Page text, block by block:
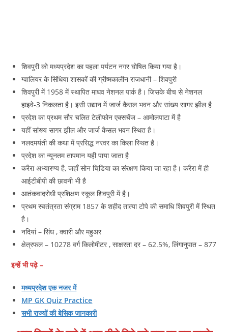
शिवपुरी को मध्‍यप्रदेश का पहला पर्यटन नगर घोषित किया गया है।
ग्‍वालियर के सिंधिया शासकों की ग्रीष्‍मकालीन राजधानी – शिवपुरी
शिवपुरी में 1958 में स्‍थापित माधव नेशनल पार्क है। जिसके बीच से नेशनल
हाइवे-3 निकलता है। इसी उद्यान में जार्ज कैसल भवन और सांख्‍य सागर झील है
प्रदेश का प्रथम सौर चलित टेलीफोन एक्‍सचेंज – आमोलपाटा में है
यहीं सांख्‍य सागर झील और जार्ज कैसल भवन स्थित है।
नलदमयंती की कथा में प्रसिद्ध नरवर का किला स्थित है।
प्रदेश का न्‍यूनतम तापमान यही पाया जाता है
करैरा अभ्‍यारण्‍य है, जहाँ सोन चिडि़या का संरक्षण किया जा रहा है। करैरा में ही
आईटीबीपी की छावनी भी है
आतंकवादरोधी प्रशिक्षण स्‍कूल शिवपुरी में है।
प्रथम स्‍वतंत्रता संग्राम 1857 के शहीद तात्‍या टोपे की समाधि शिवपुरी में स्थित
है।
नदियां – सिंध , क्‍वारी और महुअर
क्षेत्रफल – 10278 वर्ग किलो‍मीटर , साक्षरता दर – 62.5%, लिंगानुपात – 877
इन्‍हें भी पढ़े –
मध्‍यप्रदेश एक नजर में
MP GK Quiz Practice
सभी राज्‍यों की बेसिक जानकारी